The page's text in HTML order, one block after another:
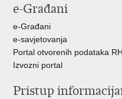
FacebookuTwitteru
e-Građani
e-Građani
e-savjetovanja
Portal otvorenih podataka RH
Izvozni portal
Pristup